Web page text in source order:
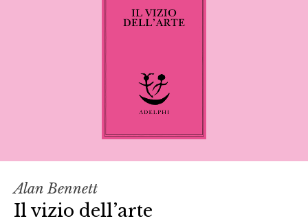
Alan Bennett
Il vizio dell’arte